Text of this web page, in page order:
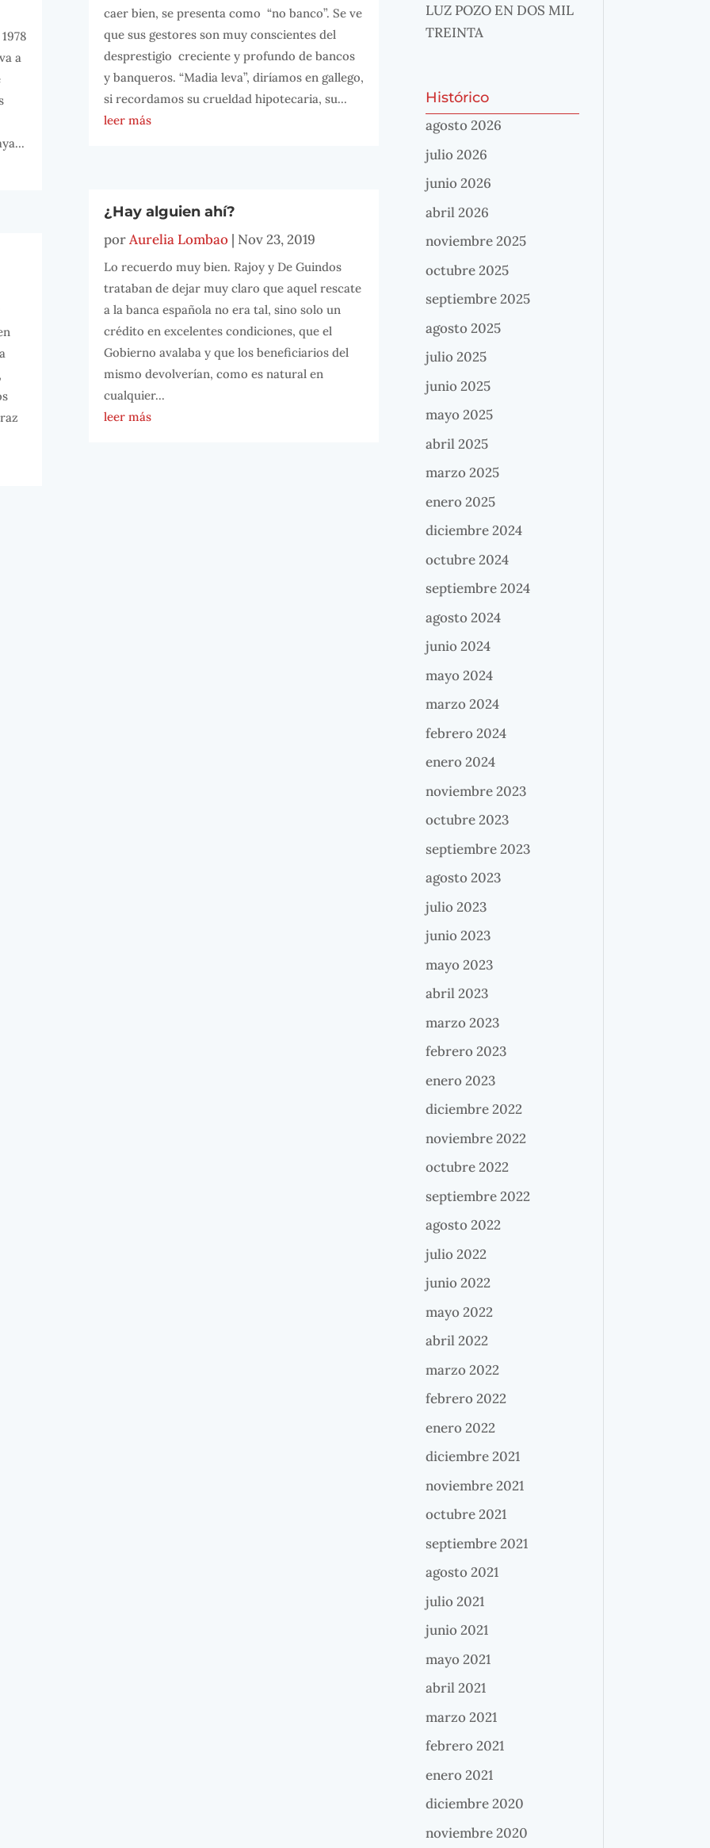
a
caer bien, se presenta como “no banco”. Se ve
que sus gestores son muy conscientes del
desprestigio creciente y profundo de bancos
y banqueros. “Madia leva”, diríamos en gallego,
si recordamos su crueldad hipotecaria, su...
leer más
¿Hay alguien ahí?
porAurelia Lombao| Nov 23, 2019
Lo recuerdo muy bien. Rajoy y De Guindos
trataban de dejar muy claro que aquel rescate
a la banca española no era tal, sino solo un
crédito en excelentes condiciones, que el
Gobierno avalaba y que los beneficiarios del
mismo devolverían, como es natural en
cualquier...
leer más
LUZ POZO EN DOS MIL
TREINTA
Histórico
agosto 2026
julio 2026
junio 2026
abril 2026
noviembre 2025
octubre 2025
septiembre 2025
agosto 2025
julio 2025
junio 2025
mayo 2025
abril 2025
marzo 2025
enero 2025
diciembre 2024
octubre 2024
septiembre 2024
agosto 2024
junio 2024
mayo 2024
marzo 2024
febrero 2024
enero 2024
noviembre 2023
octubre 2023
septiembre 2023
agosto 2023
julio 2023
junio 2023
mayo 2023
abril 2023
marzo 2023
febrero 2023
enero 2023
diciembre 2022
noviembre 2022
octubre 2022
septiembre 2022
agosto 2022
julio 2022
junio 2022
mayo 2022
abril 2022
marzo 2022
febrero 2022
enero 2022
diciembre 2021
noviembre 2021
octubre 2021
septiembre 2021
agosto 2021
julio 2021
junio 2021
mayo 2021
abril 2021
marzo 2021
febrero 2021
enero 2021
diciembre 2020
noviembre 2020